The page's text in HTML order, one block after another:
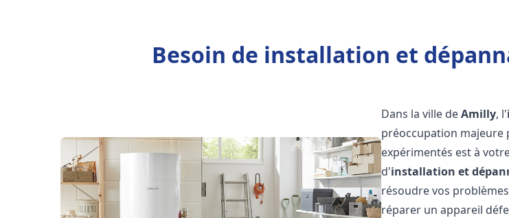
Besoin de installation et
Dans la ville deAmilly, l'
préoccupation majeure
expérimentés est à
d'installation et
résoudre vos
réparer un appareil